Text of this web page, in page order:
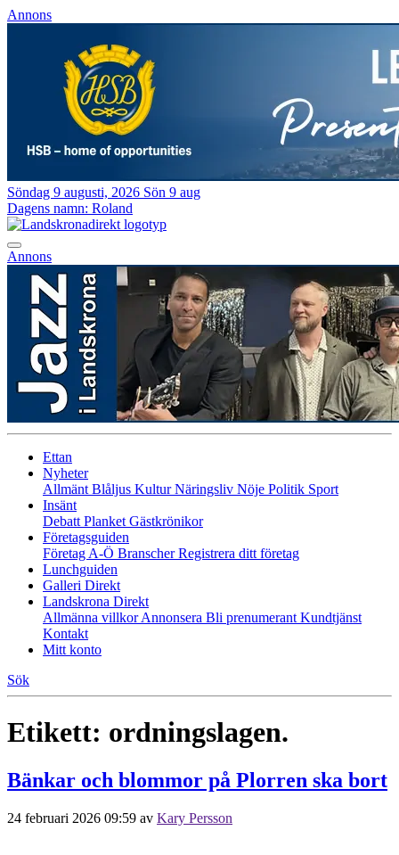
Annons
Söndag 9 augusti, 2026 Sön 9 aug
Dagens namn: Roland
Annons
Ettan
Nyheter
Allmänt Blåljus KulturNäringsliv Nöje Politik Sport
Insänt
Debatt Planket Gästkrönikor
Företagsguiden
Företag A-Ö BranscherRegistrera ditt företag
Lunchguiden
Galleri Direkt
Landskrona Direkt
Allmänna villkorAnnonsera Bli prenumerant Kundtjänst
Kontakt
Mitt konto
Sök
Etikett: ordningslagen.
Bänkar och blommor på Plorren ska bort
24 februari 2026 09:59 av Kary Persson